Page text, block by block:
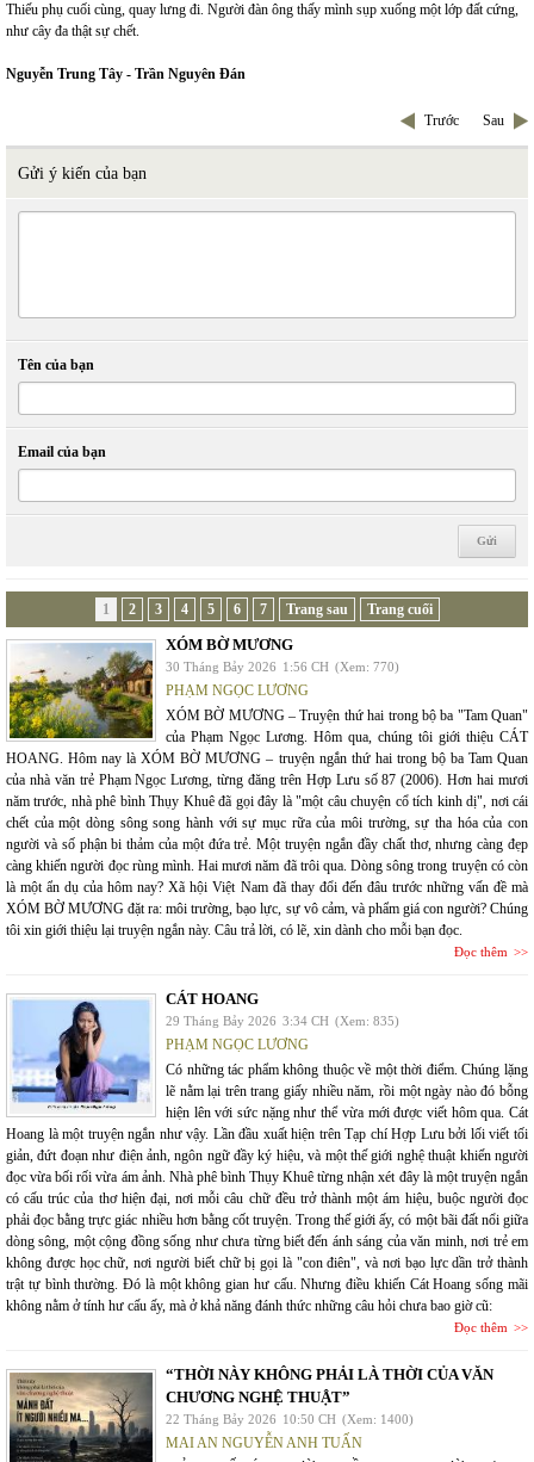
Thiếu phụ cuối cùng, quay lưng đi. Người đàn ông thấy mình sụp xuống một lớp đất cứng,
như cây đa thật sự chết.
Nguyễn Trung Tây - Trần Nguyên Đán
Trước Sau
Gửi ý kiến của bạn
Tên của bạn
Email của bạn
1 2 3 4 5 6 7 Trang sau Trang cuối
XÓM BỜ MƯƠNG
30 Tháng Bảy 2026 1:56 CH (Xem: 770)
PHẠM NGỌC LƯƠNG
XÓM BỜ MƯƠNG – Truyện thứ hai trong bộ ba "Tam Quan"
của Phạm Ngọc Lương. Hôm qua, chúng tôi giới thiệu CÁT
HOANG. Hôm nay là XÓM BỜ MƯƠNG – truyện ngắn thứ hai trong bộ ba Tam Quan
của nhà văn trẻ Phạm Ngọc Lương, từng đăng trên Hợp Lưu số 87 (2006). Hơn hai mươi
năm trước, nhà phê bình Thụy Khuê đã gọi đây là "một câu chuyện cổ tích kinh dị", nơi cái
chết của một dòng sông song hành với sự mục rữa của môi trường, sự tha hóa của con
người và số phận bi thảm của một đứa trẻ. Một truyện ngắn đầy chất thơ, nhưng càng đẹp
càng khiến người đọc rùng mình. Hai mươi năm đã trôi qua. Dòng sông trong truyện có còn
là một ẩn dụ của hôm nay? Xã hội Việt Nam đã thay đổi đến đâu trước những vấn đề mà
XÓM BỜ MƯƠNG đặt ra: môi trường, bạo lực, sự vô cảm, và phẩm giá con người? Chúng
tôi xin giới thiệu lại truyện ngắn này. Câu trả lời, có lẽ, xin dành cho mỗi bạn đọc.
Đọc thêm
CÁT HOANG
29 Tháng Bảy 2026 3:34 CH (Xem: 835)
PHẠM NGỌC LƯƠNG
Có những tác phẩm không thuộc về một thời điểm. Chúng lặng
lẽ nằm lại trên trang giấy nhiều năm, rồi một ngày nào đó bỗng
hiện lên với sức nặng như thể vừa mới được viết hôm qua. Cát
Hoang là một truyện ngắn như vậy. Lần đầu xuất hiện trên Tạp chí Hợp Lưu bởi lối viết tối
giản, đứt đoạn như điện ảnh, ngôn ngữ đầy ký hiệu, và một thế giới nghệ thuật khiến người
đọc vừa bối rối vừa ám ảnh. Nhà phê bình Thụy Khuê từng nhận xét đây là một truyện ngắn
có cấu trúc của thơ hiện đại, nơi mỗi câu chữ đều trở thành một ám hiệu, buộc người đọc
phải đọc bằng trực giác nhiều hơn bằng cốt truyện. Trong thế giới ấy, có một bãi đất nổi giữa
dòng sông, một cộng đồng sống như chưa từng biết đến ánh sáng của văn minh, nơi trẻ em
không được học chữ, nơi người biết chữ bị gọi là "con điên", và nơi bạo lực dần trở thành
trật tự bình thường. Đó là một không gian hư cấu. Nhưng điều khiến Cát Hoang sống mãi
không nằm ở tính hư cấu ấy, mà ở khả năng đánh thức những câu hỏi chưa bao giờ cũ:
Đọc thêm
“THỜI NÀY KHÔNG PHẢI LÀ THỜI CỦA VĂN
CHƯƠNG NGHỆ THUẬT”
22 Tháng Bảy 2026 10:50 CH (Xem: 1400)
MAI AN NGUYỄN ANH TUẤN